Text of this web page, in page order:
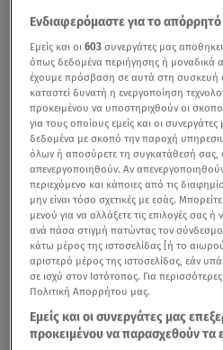
Ενδιαφερόμαστε για το
Εμείς και οι603 συνεργάτες μας
όπως δεδομένα περιήγησης ή μοναδικά
έχουμε πρόσβαση σε αυτά στη συσκευή
καταστεί δυνατή η ενεργοποίηση
προκειμένου να υποστηριχθούν οι
για τους οποίους εμείς και οι
δεδομένα με σκοπό την παροχή
όλων ή αποσύρετε τη συγκατάθεσή σας,
απενεργοποιηθούν. Αν απενεργοποιηθούν
περιεχόμενο και κάποιες από τις
μην είναι τόσο σχετικές με εσάς.
μενού για να αλλάξετε τις επιλογές σας
ανά πάσα στιγμή πατώντας τον
κάτω μέρος της ιστοσελίδας [ή το
αριστερό μέρος της ιστοσελίδας, εάν
σε ισχύ στον Ιστότοπος. Για
Πολιτική Απορρήτου μας.
Εμείς και οι συνεργάτες μας
προκειμένου να παρασχεθούν τα